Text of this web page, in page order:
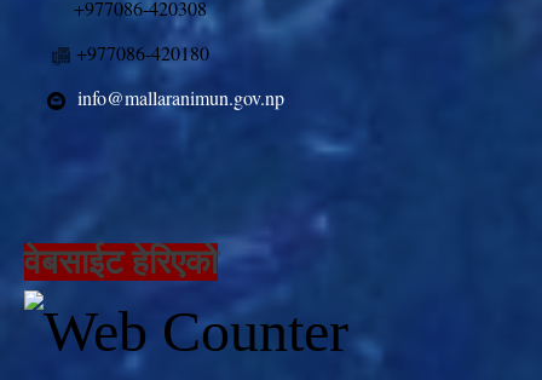
+977086-420308
+977086-420180
info@mallaranimun.gov.np
वेबसाईट हेरिएको